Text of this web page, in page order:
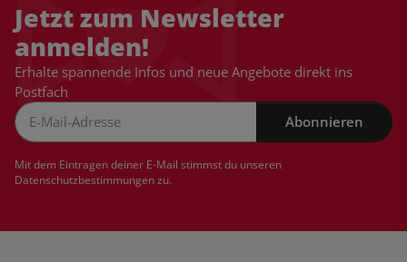
Jetzt zum Newsletter
anmelden!
Erhalte spannende Infos und neue Angebote direkt ins
Postfach
Abonnieren
Mit dem Eintragen deiner E-Mail stimmst du unseren
Datenschutzbestimmungenzu.